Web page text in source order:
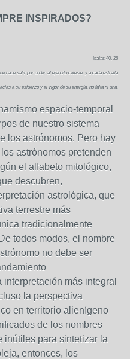
INSPIRADOS?
Isaías 40, 26
hace salir por orden al ejército celeste, y a cada estrella
a su esfuerzo y al vigor de su energía, no falta ni una.
espacio-temporal
de nuestro sistema
los astrónomos. Pero hay
astrónomos pretenden
el alfabeto mitológico,
descubren,
astrológica, que
terrestre más
tradicionalmente
todos modos, el nombre
no debe ser
más integral
la perspectiva
en territorio alienígeno
de los nombres
inútiles para sintetizar la
entonces, los